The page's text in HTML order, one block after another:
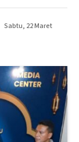
Sabtu, 22 Maret